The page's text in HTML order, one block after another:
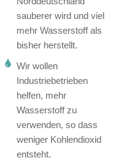
sauberer wird und viel
mehr Wasserstoff als
bisher herstellt.
Wir wollen
Industriebetrieben
helfen, mehr
Wasserstoff zu
verwenden, so dass
weniger Kohlendioxid
entsteht.